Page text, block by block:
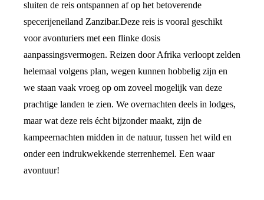
sluiten de reis ontspannen af op het betoverende
specerijeneiland Zanzibar.Deze reis is vooral geschikt
voor avonturiers met een flinke dosis
aanpassingsvermogen. Reizen door Afrika verloopt zelden
helemaal volgens plan, wegen kunnen hobbelig zijn en
we staan vaak vroeg op om zoveel mogelijk van deze
prachtige landen te zien. We overnachten deels in lodges,
maar wat deze reis écht bijzonder maakt, zijn de
kampeernachten midden in de natuur, tussen het wild en
onder een indrukwekkende sterrenhemel. Een waar
avontuur!